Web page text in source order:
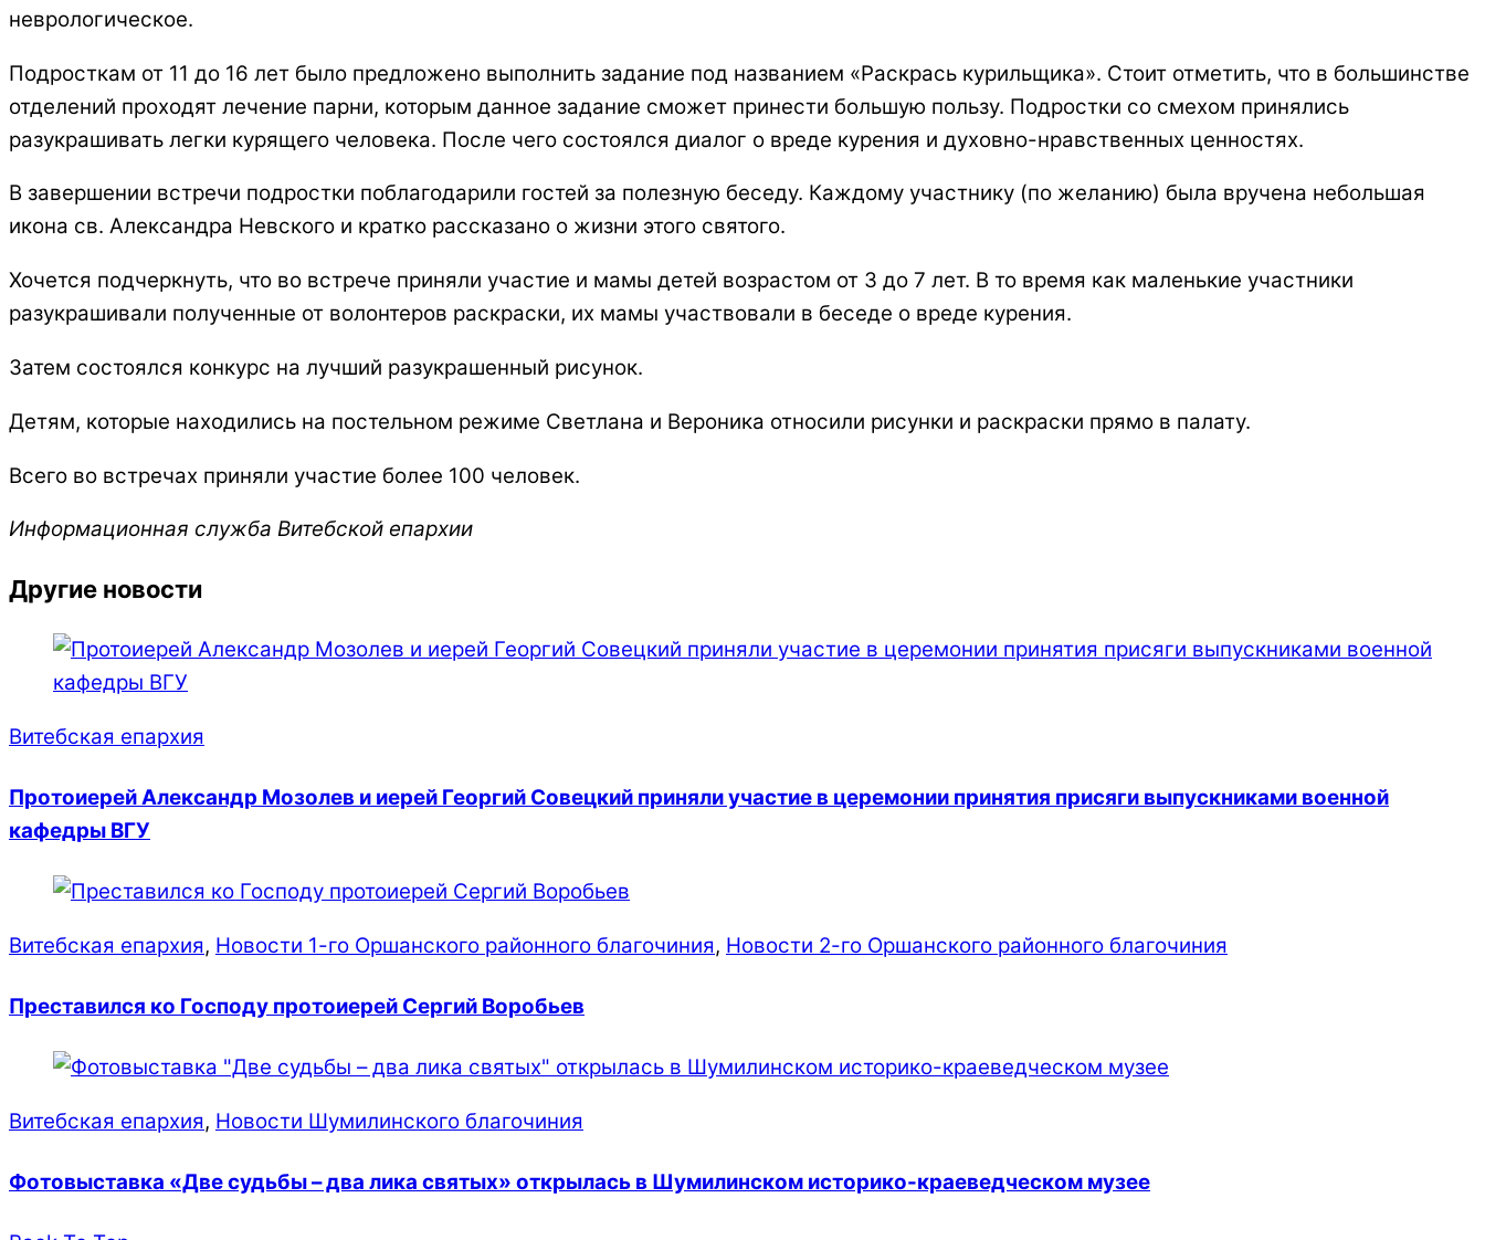
неврологическое.
Подросткам от 11 до 16 лет было предложено выполнить задание под названием «Раскрась курильщика». Стоит отметить, что в большинстве
отделений проходят лечение парни, которым данное задание сможет принести большую пользу. Подростки со смехом принялись
разукрашивать легки курящего человека. После чего состоялся диалог о вреде курения и духовно-нравственных ценностях.
В завершении встречи подростки поблагодарили гостей за полезную беседу. Каждому участнику (по желанию) была вручена небольшая
икона св. Александра Невского и кратко рассказано о жизни этого святого.
Хочется подчеркнуть, что во встрече приняли участие и мамы детей возрастом от 3 до 7 лет. В то время как маленькие участники
разукрашивали полученные от волонтеров раскраски, их мамы участвовали в беседе о вреде курения.
Затем состоялся конкурс на лучший разукрашенный рисунок.
Детям, которые находились на постельном режиме Светлана и Вероника относили рисунки и раскраски прямо в палату.
Всего во встречах приняли участие более 100 человек.
Информационная служба Витебской епархии
Другие новости
Витебская епархия
Протоиерей Александр Мозолев и иерей Георгий Совецкий приняли участие в церемонии принятия присяги выпускниками военной
кафедры ВГУ
Витебская епархия, Новости 1-го Оршанского районного благочиния, Новости 2-го Оршанского районного благочиния
Преставился ко Господу протоиерей Сергий Воробьев
Витебская епархия, Новости Шумилинского благочиния
Фотовыставка «Две судьбы – два лика святых» открылась в Шумилинском историко-краеведческом музее